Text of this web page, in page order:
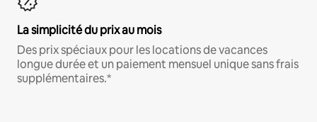
La simplicité du prix au mois
Des prix spéciaux pour les locations de vacances
longue durée et un paiement mensuel unique sans frais
supplémentaires.*